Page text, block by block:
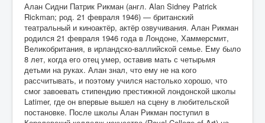
Алан Сидни Патрик Рикман (англ. Alan Sidney Patrick
Rickman; род. 21 февраля 1946) — британский
театральный и киноактёр, актёр озвучивания. Алан Рикман
родился 21 февраля 1946 года в Лондоне, Хаммерсмит,
Великобритания, в ирландско-валлийской семье. Ему было
8 лет, когда его отец умер, оставив мать с четырьмя
детьми на руках. Алан знал, что ему не на кого
рассчитывать, и поэтому учился настолько хорошо, что
смог завоевать стипендию престижной лондонской школы
Latimer, где он впервые вышел на сцену в любительской
постановке. После школы Алан Рикман поступил в